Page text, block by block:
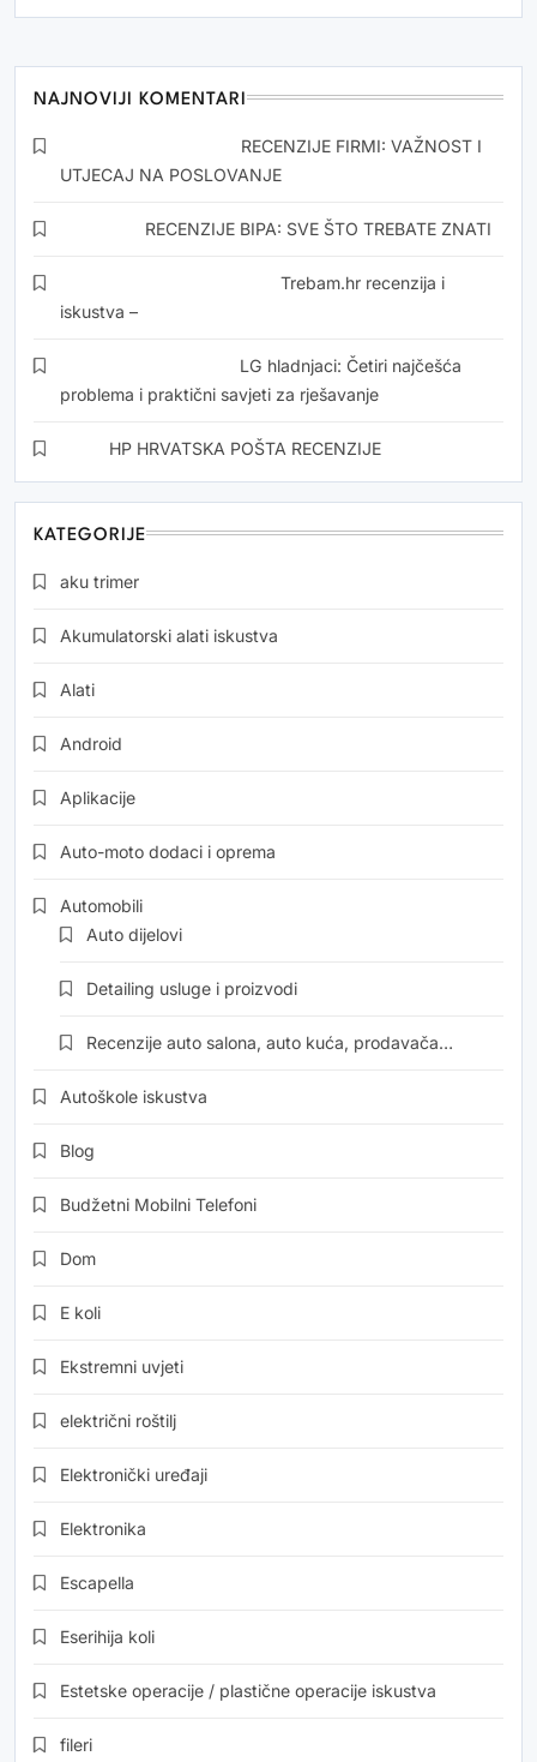
NAJNOVIJI KOMENTARI
RECENZIJE FIRMI: VAŽNOST I
UTJECAJ NA POSLOVANJE
RECENZIJE BIPA: SVE ŠTO TREBATE ZNATI
Trebam.hr recenzija i
iskustva –
LG hladnjaci: Četiri najčešća
problema i praktični savjeti za rješavanje
HP HRVATSKA POŠTA RECENZIJE
KATEGORIJE
aku trimer
Akumulatorski alati iskustva
Alati
Android
Aplikacije
Auto-moto dodaci i oprema
Automobili
Auto dijelovi
Detailing usluge i proizvodi
Recenzije auto salona, auto kuća, prodavača…
Autoškole iskustva
Blog
Budžetni Mobilni Telefoni
Dom
E koli
Ekstremni uvjeti
električni roštilj
Elektronički uređaji
Elektronika
Escapella
Eserihija koli
Estetske operacije / plastične operacije iskustva
fileri